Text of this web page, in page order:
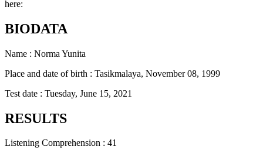
here:
BIODATA
Name : Norma Yunita
Place and date of birth : Tasikmalaya, November 08, 1999
Test date : Tuesday, June 15, 2021
RESULTS
Listening Comprehension : 41